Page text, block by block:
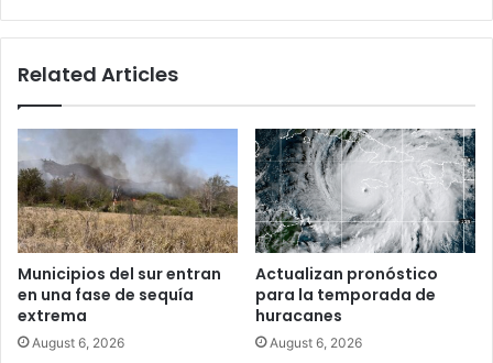
Related Articles
Municipios del sur entran
en una fase de sequía
extrema
August 6, 2026
Actualizan pronóstico
para la temporada de
huracanes
August 6, 2026